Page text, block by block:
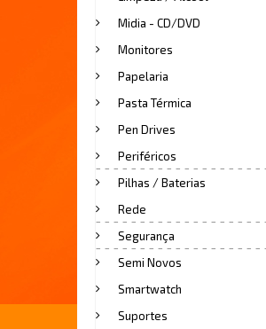
Midia - CD/DVD
Monitores
Papelaria
Pasta Térmica
Pen Drives
Periféricos
Pilhas / Baterias
Rede
Segurança
Semi Novos
Smartwatch
Suportes